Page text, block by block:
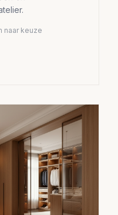
naar keuze